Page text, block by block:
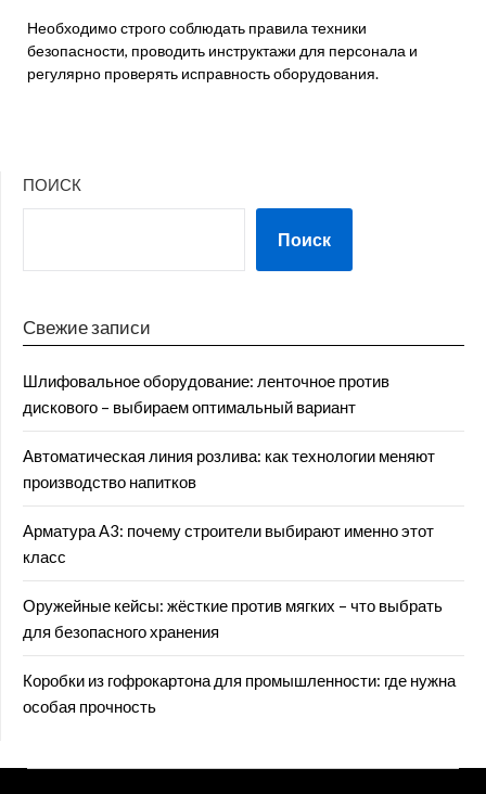
Необходимо строго соблюдать правила техники
безопасности, проводить инструктажи для персонала и
регулярно проверять исправность оборудования.
ПОИСК
Поиск
Свежие записи
Шлифовальное оборудование: ленточное против
дискового – выбираем оптимальный вариант
Автоматическая линия розлива: как технологии меняют
производство напитков
Арматура А3: почему строители выбирают именно этот
класс
Оружейные кейсы: жёсткие против мягких – что выбрать
для безопасного хранения
Коробки из гофрокартона для промышленности: где нужна
особая прочность